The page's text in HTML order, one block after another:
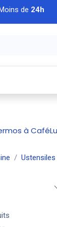
de 24h
À
à Café
Ustensiles